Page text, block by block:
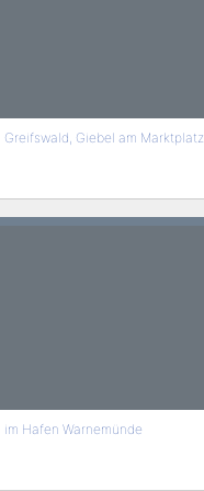
Greifswald, Giebel am Marktplatz
im Hafen Warnemünde